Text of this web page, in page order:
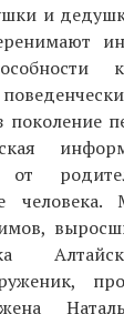
и
поколение
от